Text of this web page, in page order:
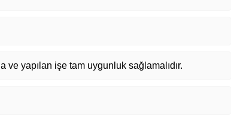
ve yapılan işe tam uygunluk sağlamalıdır.